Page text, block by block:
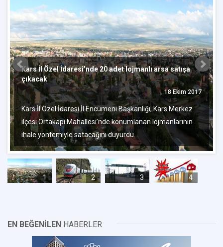
Kars İl Özel İdaresi’nde 20 adet lojmanlı arsa satışa
çıkacak
18 Ekim 2017
Kars İl Özel İdaresi İl Encümeni Başkanlığı, Kars Merkez
ilçesi Ortakapı Mahallesi’nde konumlanan lojmanlarının
ihale yöntemiyle satacağını duyurdu.
1 2 3 4
EN BEĞENİLEN HABERLER